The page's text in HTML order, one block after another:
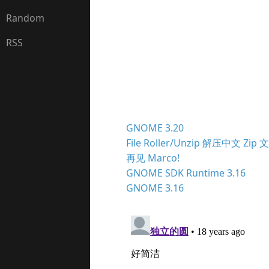
Random
RSS
GNOME 3.20
File Roller/Unzip 解压中文 Zip
再见 Marco!
GNOME SDK Runtime 3.16
GNOME 3.16